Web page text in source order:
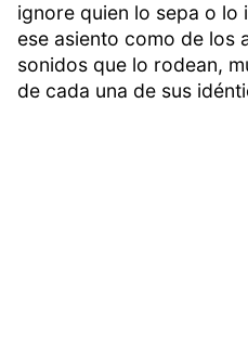
ignore quien lo sepa o lo
ese asiento como de los
sonidos que lo rodean,
de cada una de sus